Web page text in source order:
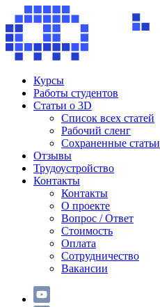
Курсы
Работы студентов
Статьи о 3D
Список всех статей
Рабочий сленг
Сохраненные статьи
Отзывы
Трудоустройство
Контакты
Контакты
О проекте
Вопрос / Ответ
Стоимость
Оплата
Сотрудничество
Вакансии